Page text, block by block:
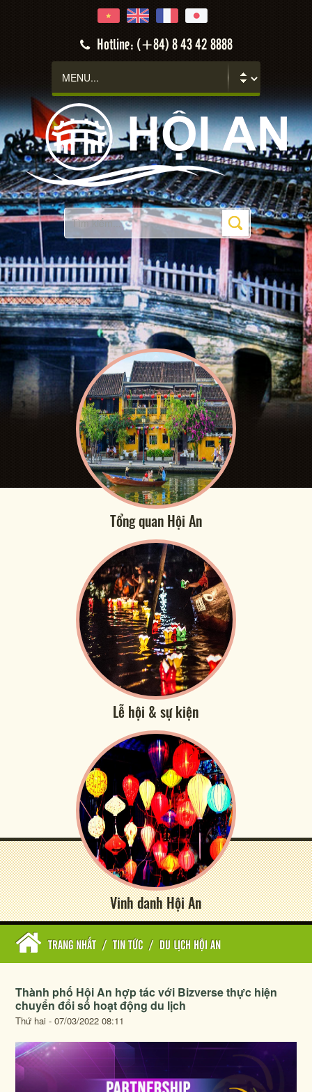
Hotline: (+84) 8 43 42 8888
Tổng quan Hội An
Lễ hội & sự kiện
Vinh danh Hội An
TRANG NHẤT / TIN TỨC / DU LỊCH HỘI AN
Thành phố Hội An hợp tác với Bizverse thực hiện
chuyển đổi số hoạt động du lịch
Thứ hai - 07/03/2022 08:11